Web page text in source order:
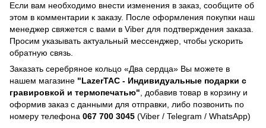
Если вам необходимо внести изменения в заказ, сообщите об
этом в комментарии к заказу. После оформления покупки наш
менеджер свяжется с вами в Viber для подтверждения заказа.
Просим указывать актуальный мессенджер, чтобы ускорить
обратную связь.
Заказать серебряное кольцо «Два сердца» Вы можете в
нашем магазине "LazerTAC - Индивидуальные подарки с
гравировкой и термопечатью" , добавив товар в корзину и
оформив заказ с данными для отправки, либо позвонить по
номеру телефона 067 700 3045 (Viber / Telegram / WhatsApp)